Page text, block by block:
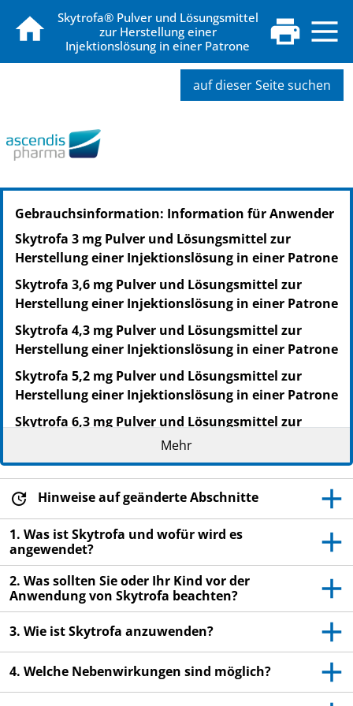
Skytrofa® Pulver und Lösungsmittel
zur Herstellung einer
Injektionslösung in einer Patrone
auf dieser Seite suchen
PZN: 18231674
PPN: 111823167480
Gebrauchsinformation: Information für Anwender
Skytrofa 3 mg Pulver und Lösungsmittel zur
Herstellung einer Injektionslösung in einer Patrone
Skytrofa 3,6 mg Pulver und Lösungsmittel zur
Herstellung einer Injektionslösung in einer Patrone
Skytrofa 4,3 mg Pulver und Lösungsmittel zur
Herstellung einer Injektionslösung in einer Patrone
Skytrofa 5,2 mg Pulver und Lösungsmittel zur
Herstellung einer Injektionslösung in einer Patrone
Skytrofa 6,3 mg Pulver und Lösungsmittel zur
Herstellung einer Injektionslösung in einer Patrone
Skytrofa 7,6 mg Pulver und Lösungsmittel zur
Herstellung einer Injektionslösung in einer Patrone
Herstellung einer Injektionslösung in einer Patrone
Skytrofa 11 mg Pulver und Lösungsmittel zur
Herstellung einer Injektionslösung in einer Patrone
Skytrofa 13,3 mg Pulver und Lösungsmittel zur
Herstellung einer Injektionslösung in einer Patrone
Lonapegsomatropin
▼Dieses Arzneimittel unterliegt einer zusätzlichen
Überwachung. Dies ermöglicht eine schnelle
Mehr
Hinweise auf geänderte Abschnitte
1. Was ist Skytrofa und wofür wird es
angewendet?
2. Was sollten Sie oder Ihr Kind vor der
Anwendung von Skytrofa beachten?
3. Wie ist Skytrofa anzuwenden?
4. Welche Nebenwirkungen sind möglich?